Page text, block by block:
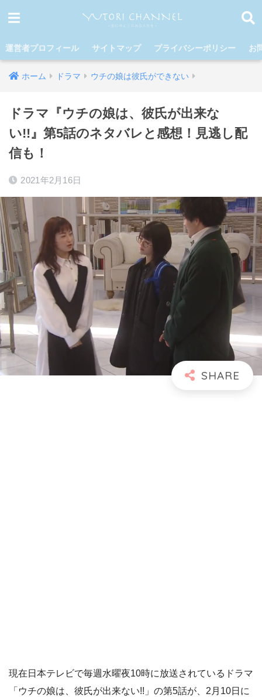
運営者プロフィール サイトマップ プライバシーポリシー お
ホーム ドラマ ウチの娘は彼氏ができない
ドラマ『ウチの娘は、彼氏が出来な
い!!』第5話のネタバレと感想！見逃し配
信も！
2021年2月16日
現在日本テレビで毎週水曜夜10時に放送されているドラマ
「ウチの娘は、彼氏が出来ない!!」の第5話が、2月10日に